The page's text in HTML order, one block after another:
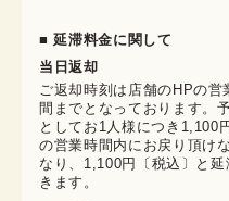
■ 延滞料金に関して
当日返却
ご返却時刻は店舗のHPの
間までとなっております。
としてお1人様につき1,100
の営業時間内にお戻り頂け
なり、1,100円〔税込〕と
きます。